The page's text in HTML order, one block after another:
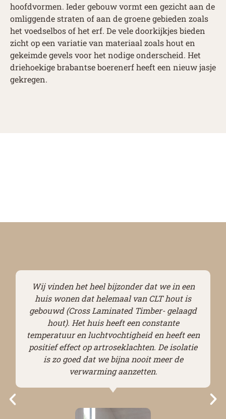
hoofdvormen. Ieder gebouw vormt een gezicht aan de
omliggende straten of aan de groene gebieden zoals
het voedselbos of het erf. De vele doorkijkjes bieden
zicht op een variatie van materiaal zoals hout en
gekeimde gevels voor het nodige onderscheid. Het
driehoekige brabantse boerenerf heeft een nieuw jasje
gekregen.
Wij vinden het heel bijzonder dat we in een
huis wonen dat helemaal van CLT hout is
gebouwd (Cross Laminated Timber- gelaagd
hout). Het huis heeft een constante
temperatuur en luchtvochtigheid en heeft een
positief effect op artroseklachten. De isolatie
is zo goed dat we bijna nooit meer de
verwarming aanzetten.